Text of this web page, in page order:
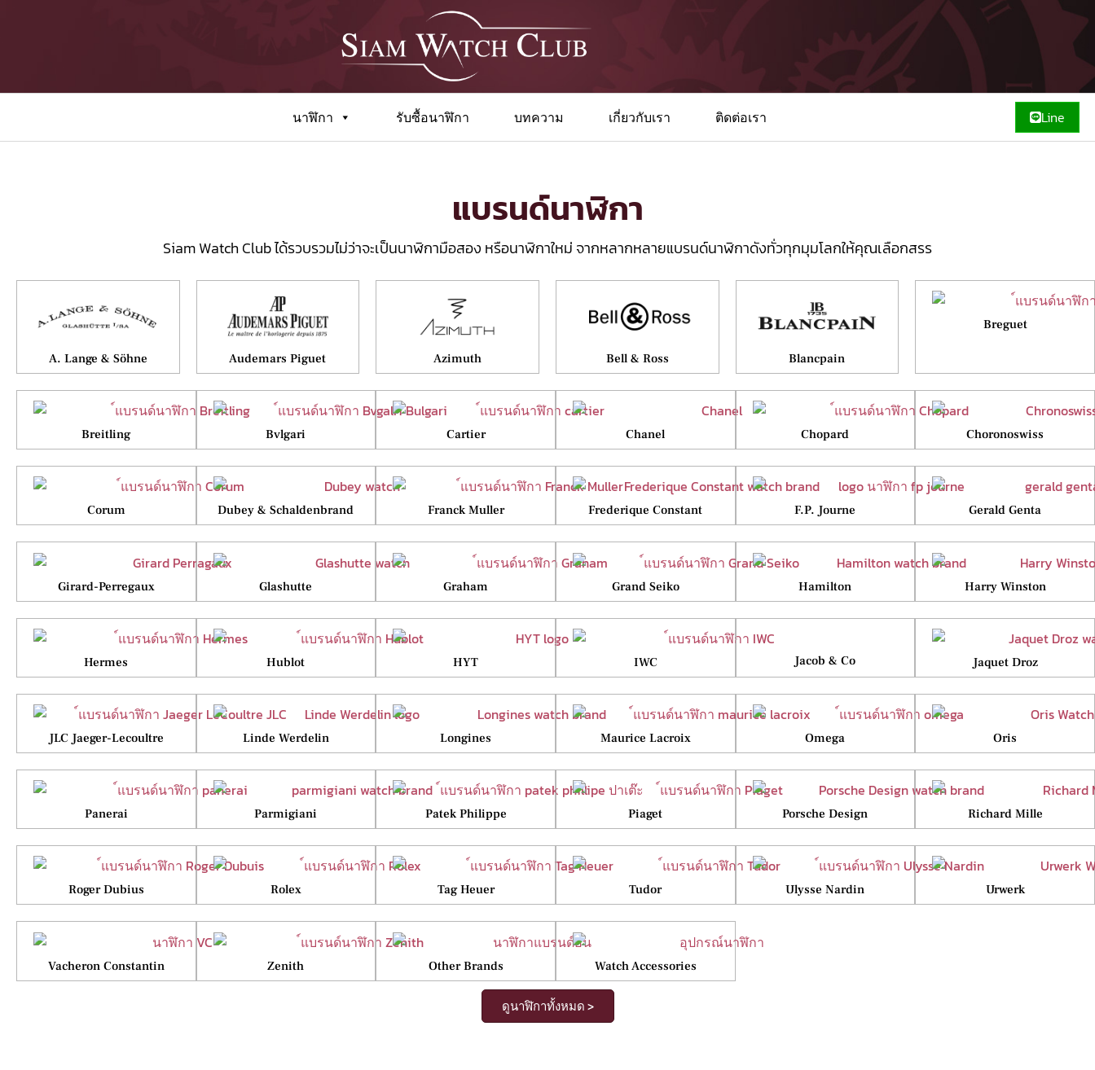
นาฬิกา รับซื้อนาฬิกา บทความ เกี่ยวกับเรา ติดต่อเรา Line
แบรนด์นาฬิกา
Siam Watch Club ได้รวบรวมไม่ว่าจะเป็นนาฬิกามือสอง หรือนาฬิกาใหม่ จากหลากหลายแบรนด์นาฬิกาดังทั่วทุกมุมโลกให้คุณเลือกสรร
A. Lange & Söhne Audemars Piguet Azimuth Bell & Ross Blancpain
Breguet
Breitling Bvlgari Cartier Chanel Chopard Choronoswiss
Corum Dubey & Schaldenbrand Franck Muller Frederique Constant F.P. Journe Gerald Genta
Girard-Perregaux Glashutte Graham Grand Seiko Hamilton Harry Winston
Hermes Hublot HYT IWC Jacob & Co Jaquet Droz
JLC Jaeger-Lecoultre Linde Werdelin Longines Maurice Lacroix Omega Oris
Panerai Parmigiani Patek Philippe Piaget Porsche Design Richard Mille
Roger Dubius Rolex Tag Heuer Tudor Ulysse Nardin Urwerk
Vacheron Constantin Zenith Other Brands Watch Accessories
ดูนาฬิกาทั้งหมด >